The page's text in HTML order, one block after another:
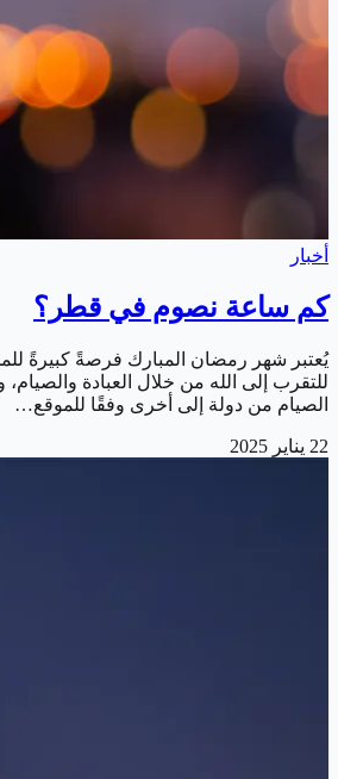
أخبار
كم ساعة نصوم في قطر؟
يُعتبر شهر رمضان المبارك فرصةً كبيرةً
للتقرب إلى الله من خلال العبادة
الصيام من دولة إلى أخرى وفقًا للموقع…
22 يناير 2025